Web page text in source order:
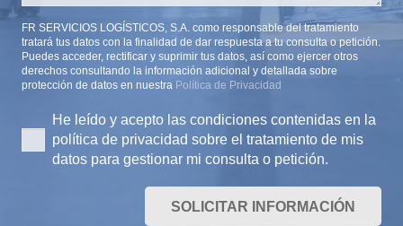
FR SERVICIOS LOGÍSTICOS, S.A. como responsable del tratamiento
tratará tus datos con la finalidad de dar respuesta a tu consulta o petición.
Puedes acceder, rectificar y suprimir tus datos, así como ejercer otros
derechos consultando la información adicional y detallada sobre
protección de datos en nuestra Política de Privacidad
He leído y acepto las condiciones contenidas en la
política de privacidad sobre el tratamiento de mis
datos para gestionar mi consulta o petición.
SOLICITAR INFORMACIÓN